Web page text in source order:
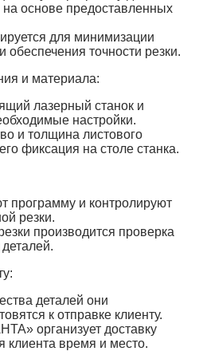
на основе предоставленных
для минимизации
обеспечения точности резки.
и материала:
лазерный станок и
настройки.
и толщина листового
фиксация на столе станка.
программу и контролируют
резки.
производится проверка
деталей.
деталей они
к отправке клиенту.
организует доставку
клиента время и место.